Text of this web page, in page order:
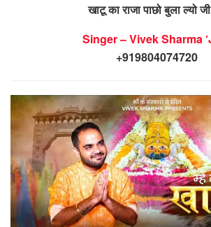
खाटू का राजा पाछो बुला ल्यो
Singer – Vivek Sharma
+919804074720